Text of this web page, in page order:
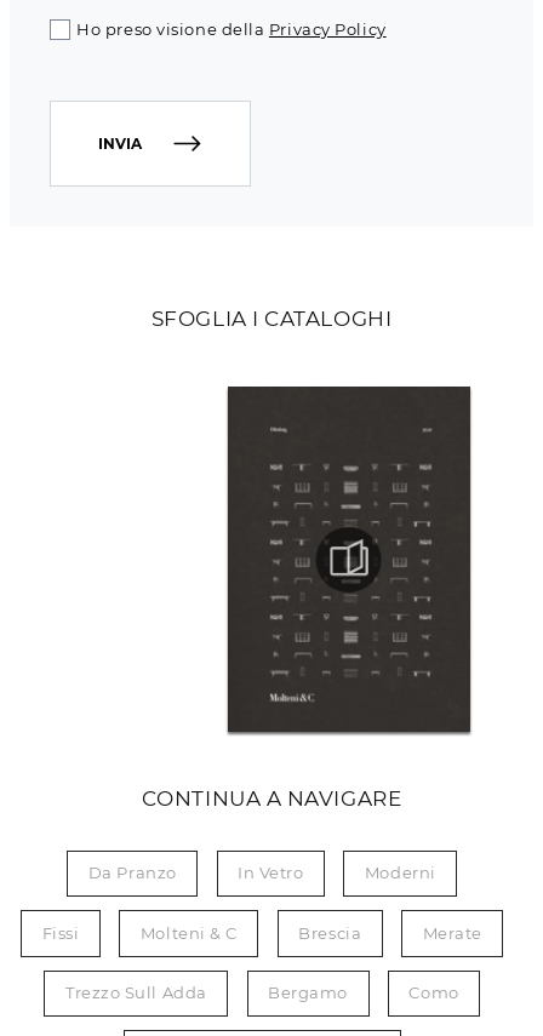
SFOGLIA I CATALOGHI
CONTINUA A NAVIGARE
Da Pranzo In Vetro Moderni
Fissi Molteni & C Brescia Merate
Trezzo Sull Adda Bergamo Como
Ho preso visione della Privacy Policy
INVIA